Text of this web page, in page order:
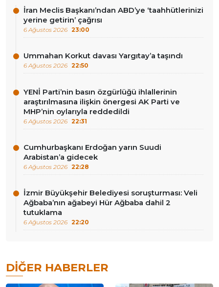
İran Meclis Başkanı’ndan ABD’ye ‘taahhütlerinizi
yerine getirin’ çağrısı
6 Ağustos 2026 23:00
Ummahan Korkut davası Yargıtay’a taşındı
6 Ağustos 2026 22:50
YENİ Parti’nin basın özgürlüğü ihlallerinin
araştırılmasına ilişkin önergesi AK Parti ve
MHP’nin oylarıyla reddedildi
6 Ağustos 2026 22:31
Cumhurbaşkanı Erdoğan yarın Suudi
Arabistan’a gidecek
6 Ağustos 2026 22:28
İzmir Büyükşehir Belediyesi soruşturması: Veli
Ağbaba’nın ağabeyi Hür Ağbaba dahil 2
tutuklama
6 Ağustos 2026 22:20
DIĞER HABERLER